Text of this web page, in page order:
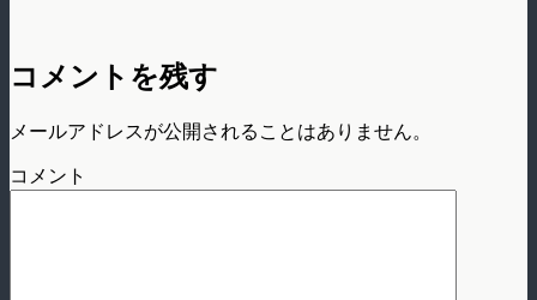
コメントを残す
メールアドレスが公開されることはありません。
コメント